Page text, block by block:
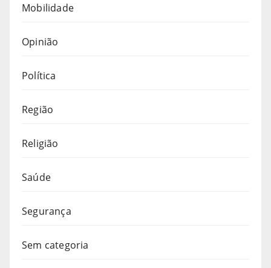
Mobilidade
Opinião
Política
Região
Religião
Saúde
Segurança
Sem categoria